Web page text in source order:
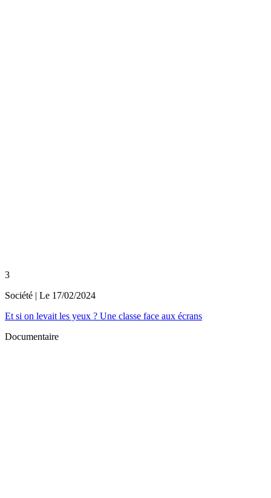
3
Société | Le 17/02/2024
Et si on levait les yeux ? Une classe face aux écrans
Documentaire